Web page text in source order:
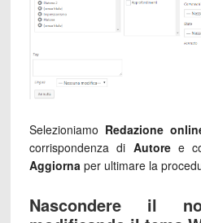
Selezioniamo Redazione
corrispondenza di Autoree
Aggiorna per ultimare la
Nascondere il